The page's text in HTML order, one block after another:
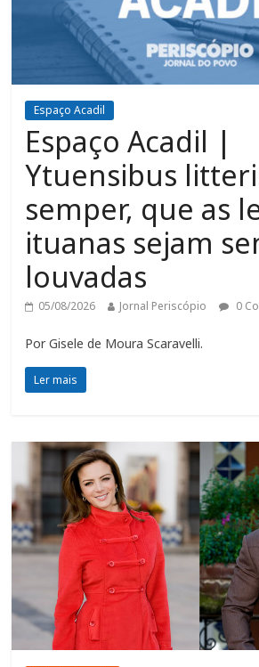
Espaço Acadil
Espaço Acadil |
Ytuensibus
semper, que as
ituanas sejam
louvadas
05/08/2026 Jornal Periscópio 0
Por Gisele de Moura Scaravelli.
Ler mais